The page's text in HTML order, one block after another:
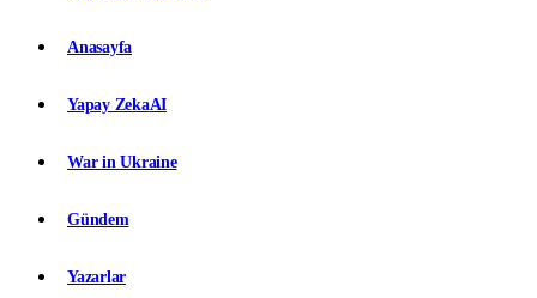
Anasayfa
Yapay ZekaAI
War in Ukraine
Gündem
Yazarlar